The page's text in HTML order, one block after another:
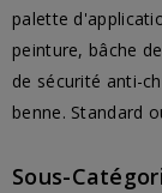
palette
peinture, bâche
de sécurité anti-
benne. Standard
Sous-